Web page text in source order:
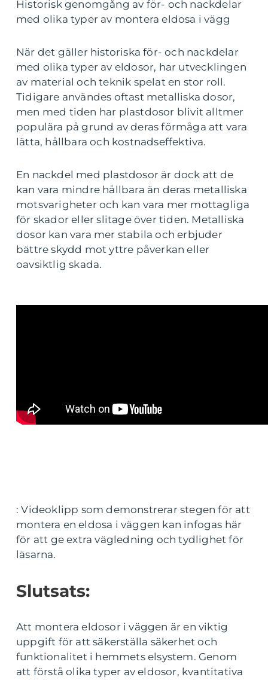
Historisk genomgång av för- och nackdelar
med olika typer av montera eldosa i vägg
När det gäller historiska för- och nackdelar
med olika typer av eldosor, har utvecklingen
av material och teknik spelat en stor roll.
Tidigare användes oftast metalliska dosor,
men med tiden har plastdosor blivit alltmer
populära på grund av deras förmåga att vara
lätta, hållbara och kostnadseffektiva.
En nackdel med plastdosor är dock att de
kan vara mindre hållbara än deras metalliska
motsvarigheter och kan vara mer mottagliga
för skador eller slitage över tiden. Metalliska
dosor kan vara mer stabila och erbjuder
bättre skydd mot yttre påverkan eller
oavsiktlig skada.
: Videoklipp som demonstrerar stegen för att
montera en eldosa i väggen kan infogas här
för att ge extra vägledning och tydlighet för
läsarna.
Slutsats:
Att montera eldosor i väggen är en viktig
uppgift för att säkerställa säkerhet och
funktionalitet i hemmets elsystem. Genom
att förstå olika typer av eldosor, kvantitativa